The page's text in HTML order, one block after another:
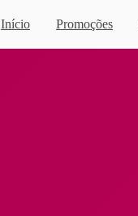
Início Promoções